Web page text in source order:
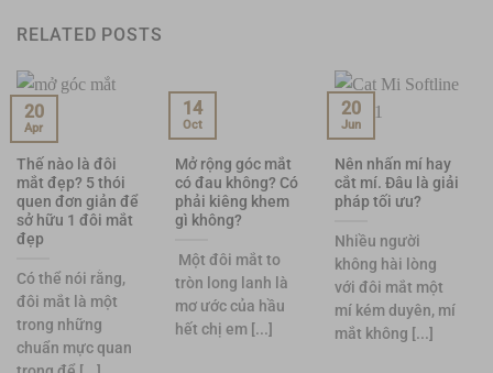
RELATED POSTS
Thế nào là đôi
mắt đẹp? 5 thói
quen đơn giản để
sở hữu 1 đôi mắt
đẹp
Có thể nói rằng,
đôi mắt là một
trong những
chuẩn mực quan
20
Apr
Mở rộng góc mắt
có đau không? Có
phải kiêng khem
gì không?
Một đôi mắt to
tròn long lanh là
mơ ước của hầu
hết chị em [...]
14
Oct
Nên nhấn mí hay
cắt mí. Đâu là giải
pháp tối ưu?
Nhiều người
không hài lòng
với đôi mắt một
mí kém duyên, mí
mắt không [...]
20
Jun